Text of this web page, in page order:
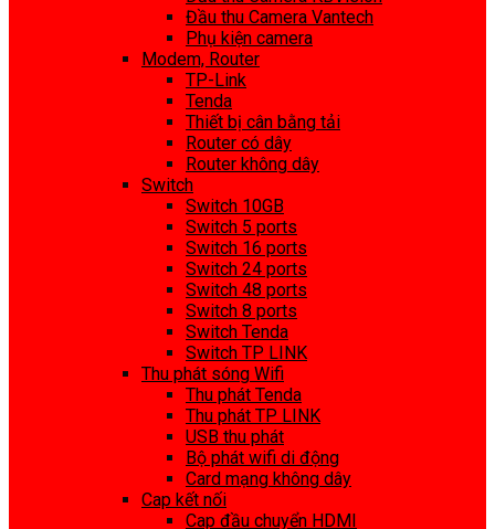
Đầu thu Camera Vantech
Phụ kiện camera
Modem, Router
TP-Link
Tenda
Thiết bị cân bằng tải
Router có dây
Router không dây
Switch
Switch 10GB
Switch 5 ports
Switch 16 ports
Switch 24 ports
Switch 48 ports
Switch 8 ports
Switch Tenda
Switch TP LINK
Thu phát sóng Wifi
Thu phát Tenda
Thu phát TP LINK
USB thu phát
Bộ phát wifi di động
Card mạng không dây
Cap kết nối
Cap đầu chuyển HDMI